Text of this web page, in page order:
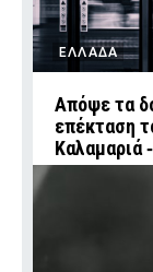
ΕΛΛΑΔΑ
Απόψε τα
επέκταση
Καλαμαριά